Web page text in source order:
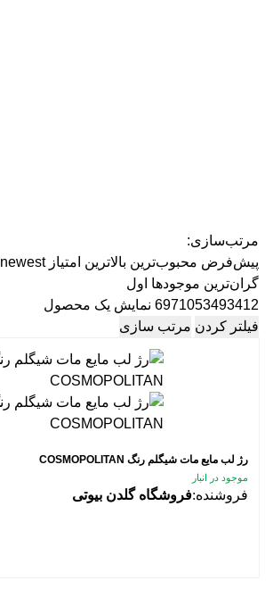
مرتب‌سازی:
پیش‌فرض محبوب‌ترین بالاترین امتیاز newest
گران‌ترین موجودها اول
6971053493412 نمایش یک محصول
فیلتر کردن مرتب سازی
رژ لب مایع مات شیگلم رنگ COSMOPOLITAN
موجود در انبار
فروشنده:فروشگاه گلدن بیوتی